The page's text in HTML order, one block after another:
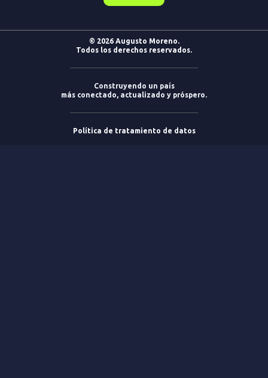
© 2026 Augusto Moreno.
Todos los derechos reservados.
Construyendo un país
más conectado, actualizado y próspero.
Política de tratamiento de datos